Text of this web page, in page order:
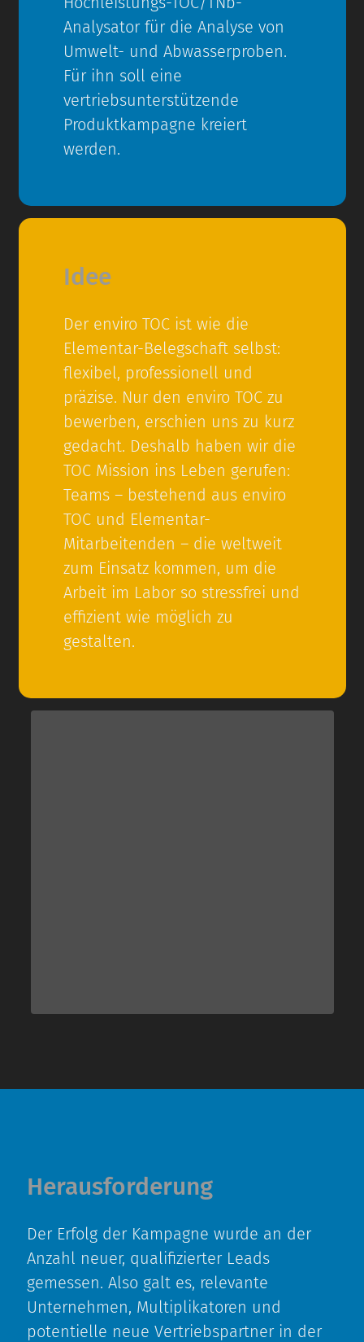
Analysator für die Analyse von
Umwelt- und Abwasserproben.
Für ihn soll eine
vertriebsunterstützende
Produktkampagne kreiert
werden.
Idee
Der enviro TOC ist wie die
Elementar-Belegschaft selbst:
flexibel, professionell und
präzise. Nur den enviro TOC zu
bewerben, erschien uns zu kurz
gedacht. Deshalb haben wir die
TOC Mission ins Leben gerufen:
Teams – bestehend aus enviro
TOC und Elementar-
Mitarbeitenden – die weltweit
zum Einsatz kommen, um die
Arbeit im Labor so stressfrei und
effizient wie möglich zu
gestalten.
Herausforderung
Der Erfolg der Kampagne wurde an der
Anzahl neuer, qualifizierter Leads
gemessen. Also galt es, relevante
Unternehmen, Multiplikatoren und
potentielle neue Vertriebspartner in der